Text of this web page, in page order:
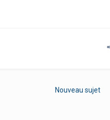
Nouveau sujet